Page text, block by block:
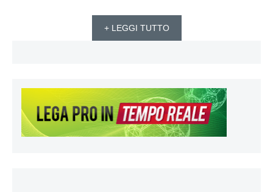
+ LEGGI TUTTO